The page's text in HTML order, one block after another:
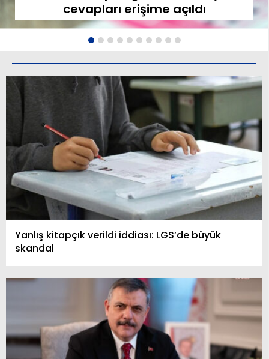
cevapları erişime açıldı
Yanlış kitapçık verildi iddiası: LGS’de büyük
skandal